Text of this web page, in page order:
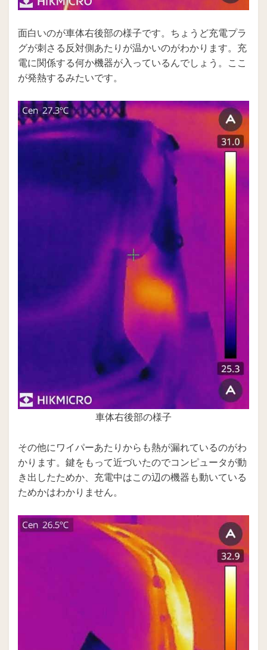
面白いのが車体右後部の様子です。ちょうど充電プラ
グが刺さる反対側あたりが温かいのがわかります。充
電に関係する何か機器が入っているんでしょう。ここ
が発熱するみたいです。
車体右後部の様子
その他にワイパーあたりからも熱が漏れているのがわ
かります。鍵をもって近づいたのでコンピュータが動
き出したためか、充電中はこの辺の機器も動いている
ためかはわかりません。